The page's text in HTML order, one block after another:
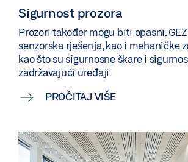
Sigurnost prozora
Prozori također mogu biti opasni.
senzorska rješenja, kao i mehaničke
kao što su sigurnosne škare i
zadržavajući uređaji.
PROČITAJ VIŠE